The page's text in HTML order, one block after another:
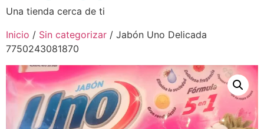
Una tienda cerca de ti
Inicio / Sin categorizar / Jabón Uno Delicada
7750243081870